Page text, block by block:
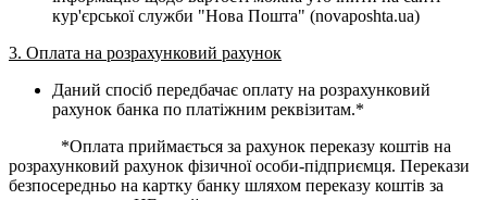
кур'єрської служби "Нова Пошта" (novaposhta.ua)
3. Оплата на розрахунковий рахунок
Даний спосіб передбачає оплату на розрахунковий
рахунок банка по платіжним реквізитам.*
*Оплата приймається за рахунок переказу коштів на
розрахунковий рахунок фізичної особи-підприємця. Перекази
безпосередньо на картку банку шляхом переказу коштів за